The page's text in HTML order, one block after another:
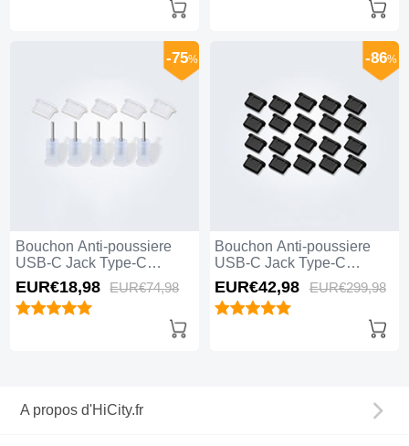
Bouchon Anti-poussiere
USB-C Jack Type-C
Universel 5PCS Blanc
-75%
EUR€18,98 EUR€74,98
Bouchon Anti-poussiere
USB-C Jack Type-C
Universel 20PCS Noir
-86%
EUR€42,98 EUR€299,98
A propos d'HiCity.fr